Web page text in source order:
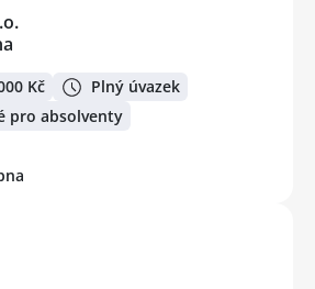
Kč
Plný úvazek
pro absolventy